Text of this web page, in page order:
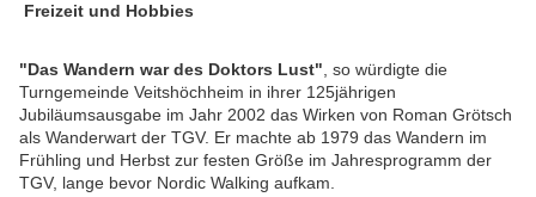
Freizeit und Hobbies
"Das Wandern war des Doktors Lust" , so würdigte die
Turngemeinde Veitshöchheim in ihrer 125jährigen
Jubiläumsausgabe im Jahr 2002 das Wirken von Roman Grötsch
als Wanderwart der TGV. Er machte ab 1979 das Wandern im
Frühling und Herbst zur festen Größe im Jahresprogramm der
TGV, lange bevor Nordic Walking aufkam.